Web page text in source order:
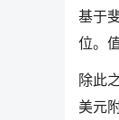
基于
位。
除此
美元